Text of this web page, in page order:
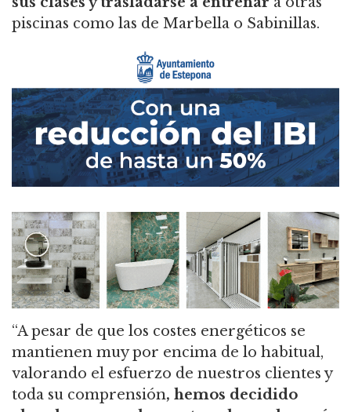
piscinas como las de Marbella o Sabinillas.
“A pesar de que los costes energéticos se
mantienen muy por encima de lo habitual,
valorando el esfuerzo de nuestros clientes y
toda su comprensión, hemos decidido